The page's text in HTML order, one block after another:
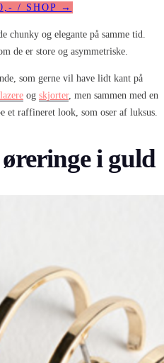
/ SHOP →
chunky og elegante på samme tid.
de er store og asymmetriske.
som gerne vil have lidt kant på
og skjorter, men sammen med en
et raffineret look, som oser af luksus.
i guld